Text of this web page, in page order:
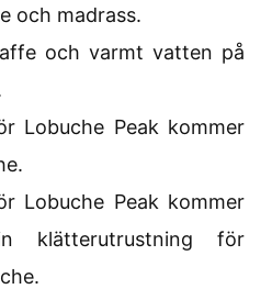
och madrass.
och varmt vatten på
Lobuche Peak kommer
Lobuche Peak kommer
klätterutrustning för